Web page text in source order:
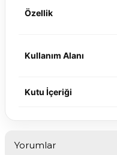
Özellik
Kullanım Alanı
Kutu İçeriği
Yorumlar